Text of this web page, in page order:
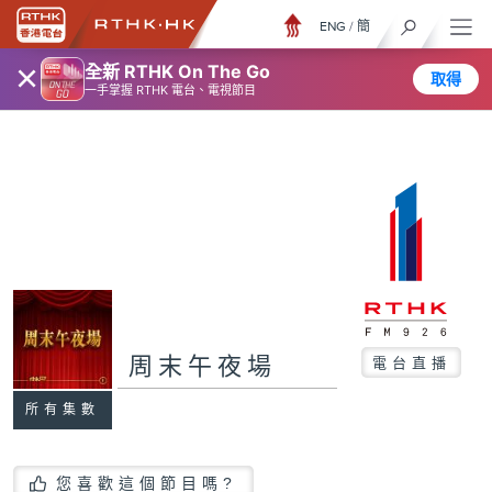
× 全新 RTHK On The Go
一手掌握 RTHK 電台、電視節目
取得
ENG / 簡
所有集數
周末午夜場 電台直播
您喜歡這個節目嗎?